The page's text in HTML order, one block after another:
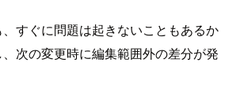
すぐに問題は起きないこともあるか
次の変更時に編集範囲外の差分が発